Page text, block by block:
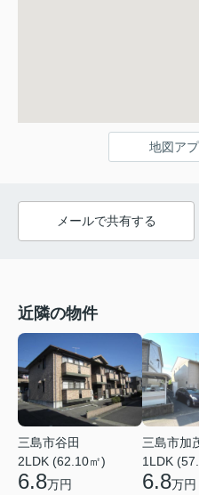
地図ア
メールで共有する
近隣の物件
三島市谷田
2LDK (62.10㎡)
6.8万円
三島市加
1LDK
6.8万円